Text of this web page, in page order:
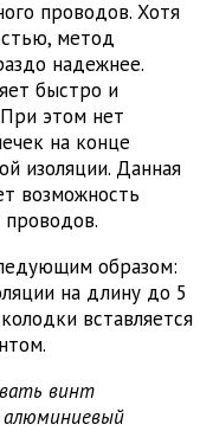
проводов. Хотя
метод
надежнее.
быстро и
этом нет
на конце
изоляции. Данная
возможность
проводов.
образом:
на длину до 5
вставляется
винт
алюминиевый